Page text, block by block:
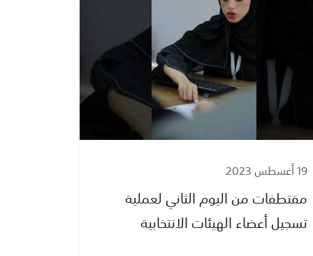
19 أغسطس 2023
مقتطفات من اليوم الثاني لعملية
تسجيل أعضاء الهيئات الانتخابية